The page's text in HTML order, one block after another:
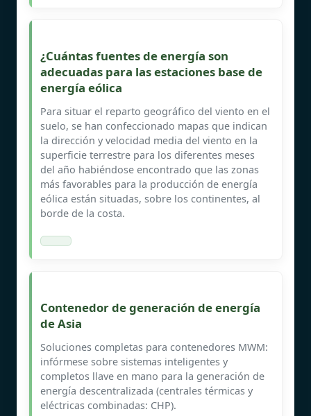
¿Cuántas fuentes de energía son
adecuadas para las estaciones base de
energía eólica
Para situar el reparto geográfico del viento en el
suelo, se han confeccionado mapas que indican
la dirección y velocidad media del viento en la
superficie terrestre para los diferentes meses
del año habiéndose encontrado que las zonas
más favorables para la producción de energía
eólica están situadas, sobre los continentes, al
borde de la costa.
Contenedor de generación de energía
de Asia
Soluciones completas para contenedores MWM:
infórmese sobre sistemas inteligentes y
completos llave en mano para la generación de
energía descentralizada (centrales térmicas y
eléctricas combinadas: CHP).